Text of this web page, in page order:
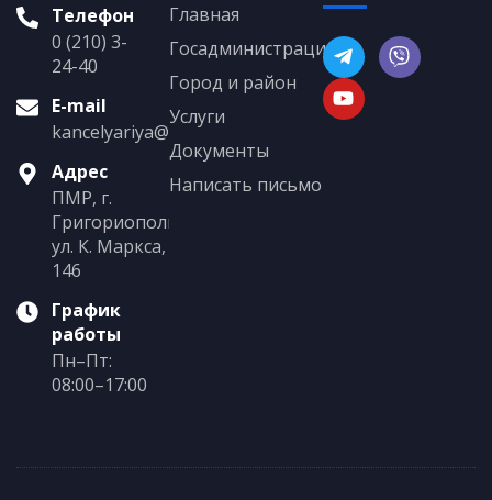
Телефон
0 (210) 3-
24-40
E-mail
kancelyariya@grigoriopol.gospmr.org
Адрес
ПМР, г.
Григориополь,
ул. К. Маркса,
146
График
работы
Пн–Пт:
08:00–17:00
Главная
Госадминистрация
Город и район
Услуги
Документы
Написать письмо